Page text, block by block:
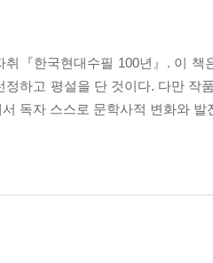
『한국현대수필 100년』. 이 책
하고 평설을 단 것이다. 다만 작
독자 스스로 문학사적 변화와